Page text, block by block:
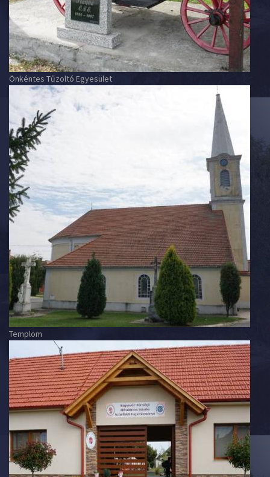
Önkéntes Tűzoltó Egyesület
Templom